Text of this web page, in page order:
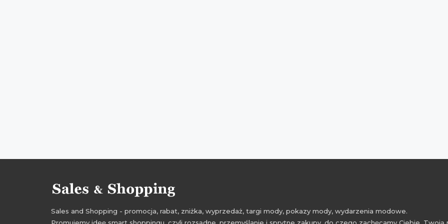
Sales and Shopping - promocja, rabat, zniżka, wyprzedaż, targi mody, pokazy mody, wydarzenia modowe.
Promujemy ideę smart shoppingu, czyli rozsądne, przemyślanie i sprytne zakupy, do czego zachęcamy Ciebie,